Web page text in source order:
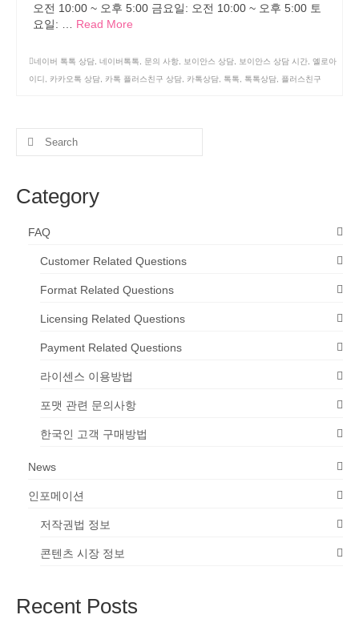
오전 10:00 ~ 오후 5:00 금요일: 오전 10:00 ~ 오후 5:00 토
요일: … Read More
네이버 톡톡 상담, 네이버톡톡, 문의 사항, 보이안스 상담, 보이안스 상담 시간, 옐로아
이디, 카카오톡 상담, 카톡 플러스친구 상담, 카톡상담, 톡톡, 톡톡상담, 플러스친구
Search
for:
Category
FAQ
Customer Related Questions
Format Related Questions
Licensing Related Questions
Payment Related Questions
라이센스 이용방법
포맷 관련 문의사항
한국인 고객 구매방법
News
인포메이션
저작권법 정보
콘텐츠 시장 정보
Recent Posts